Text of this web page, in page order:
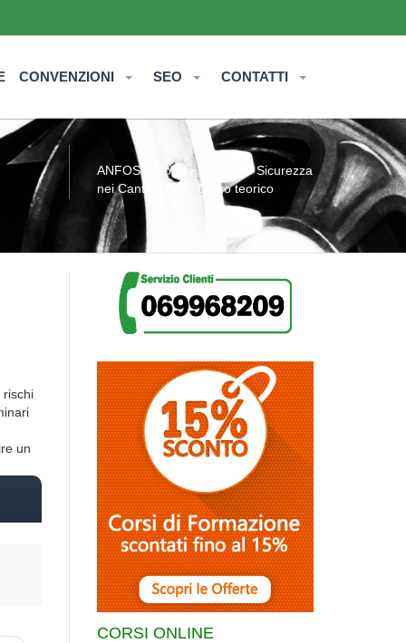
CONVENZIONI SEO CONTATTI
ANFOS» Notizie» RSPP e Sicurezza
nei Cantieri Edili: Corso teorico
rischi
un
CORSI ONLINE